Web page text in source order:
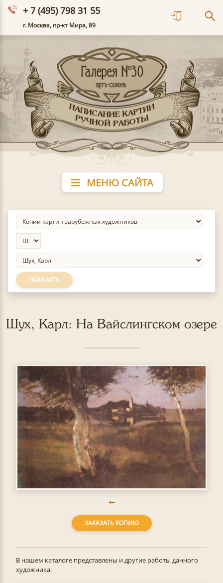
+ 7 (495) 798 31 55
г. Москва, пр-кт Мира, 89
МЕНЮ САЙТА
ПОКАЗАТЬ
Шух, Карл: На Вайслингском озере
ЗАКАЗАТЬ КОПИЮ
В нашем каталоге представлены и другие работы данного
художника: